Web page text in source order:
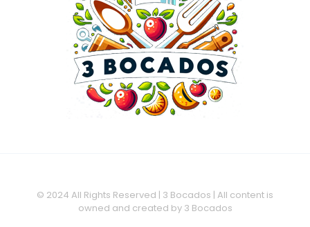
© 2024 All Rights Reserved | 3 Bocados | All content is
owned and created by 3 Bocados